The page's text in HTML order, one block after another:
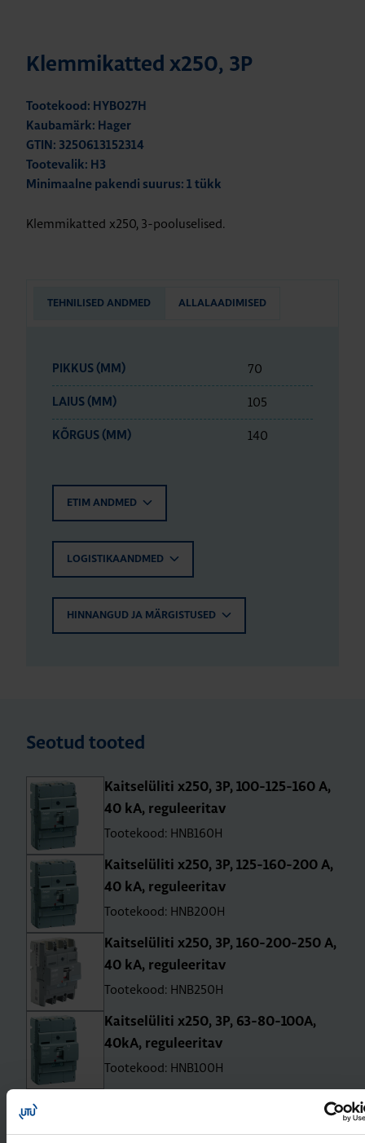
Klemmikatted x250, 3P
Tootekood: HYB027H
Kaubamärk: Hager
GTIN: 3250613152314
Tootevalik: H3
Minimaalne pakendi suurus: 1 tükk
Klemmikatted x250, 3-pooluselised.
TEHNILISED ANDMED ALLALAADIMISED
PIKKUS (MM) 70
LAIUS (MM) 105
KÕRGUS (MM) 140
ETIM ANDMED
LOGISTIKAANDMED
HINNANGUD JA MÄRGISTUSED
Seotud tooted
Kait­se­lü­liti x250, 3P, 100-125-160 A,
40 kA, regu­lee­ri­tav
Tootekood: HNB160H
Kait­se­lü­liti x250, 3P, 125-160-200 A,
40 kA, regu­lee­ri­tav
Tootekood: HNB200H
Kait­se­lü­liti x250, 3P, 160-200-250 A,
40 kA, regu­lee­ri­tav
Tootekood: HNB250H
Kait­se­lü­liti x250, 3P, 63-80-100A,
40kA, regu­lee­ri­tav
Tootekood: HNB100H